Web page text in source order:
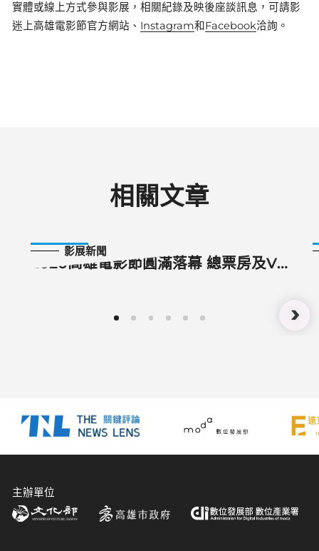
實體或線上方式參與影展，相關紀錄及映後座談訊息，可請影
迷上高雄電影節官方網站、 Instagram和Facebook洽詢。
相關文章
影展新聞
2020高雄電影節圓滿落幕 總票房及VR
主辦單位